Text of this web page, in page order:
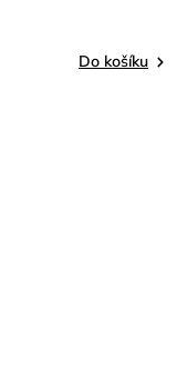
Do košíku